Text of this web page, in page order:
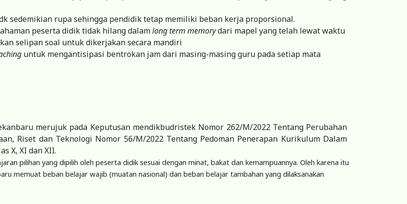
sedemikian rupa sehingga pendidik tetap memiliki beban kerja proporsional.
peserta didik tidak hilang dalamlong term memorydari mapel yang telah lewat waktu
selipan soal untuk dikerjakan secara mandiri
untuk mengantisipasi bentrokan jam dari masing-masing guru pada setiap mata
merujuk pada Keputusan mendikbudristek Nomor 262/M/2022 Tentang Perubahan
Riset dan Teknologi Nomor 56/M/2022 Tentang Pedoman Penerapan Kurikulum Dalam
X, XI dan XII.
pilihan yang dipilih oleh peserta didik sesuai dengan minat, bakat dan kemampuannya. Oleh karena itu
memuat beban belajar wajib (muatan nasional) dan beban belajar tambahan yang dilaksanakan